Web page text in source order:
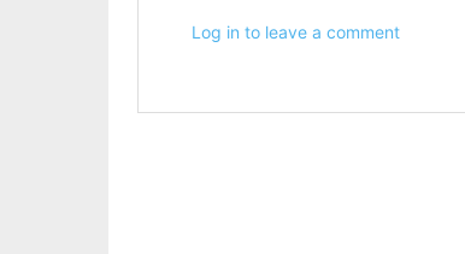
Log in to leave a comment